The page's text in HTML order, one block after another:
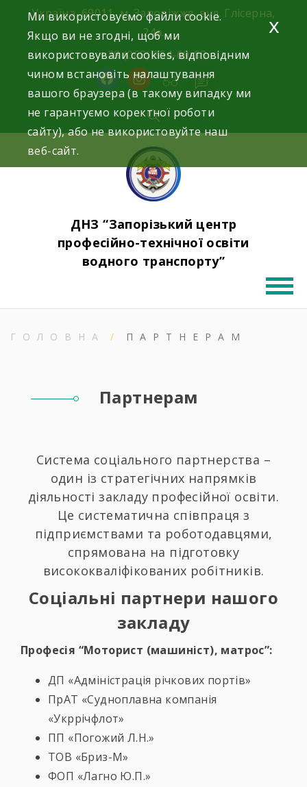
Україна, 69011, м. Запоріжжя, вул. Глісерна,
24а.
+38 (068) 354-69-83
facebookinstagram
ДНЗ “Запорізький центр
професійно-технічної освіти
водного транспорту”
ГОЛОВНА ПАРТНЕРАМ
Партнерам
Система соціального партнерства –
один із стратегічних напрямків
діяльності закладу професійної освіти.
Це систематична співпраця з
підприємствами та роботодавцями,
спрямована на підготовку
висококваліфікованих робітників.
Соціальні партнери нашого
закладу
Професія “Моторист (машиніст), матрос”:
ДП «Адміністрація річкових портів»
ПрАТ «Судноплавна компанія
«Укррічфлот»
ПП «Погожий Л.Н.»
ТОВ «Бриз-М»
ФОП «Лагно Ю.П.»
Ми використовуємо файли cookie.
Якщо ви не згодні, щоб ми
використовували cookies, відповідним
чином встановіть налаштування
вашого браузера (в такому випадку ми
не гарантуємо коректної роботи
сайту), або не використовуйте наш
веб-сайт.
x